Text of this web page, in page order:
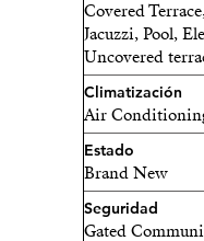
Covered
Jacuzzi, Pool,
Uncovered
Climatización
Air
Estado
Brand New
Seguridad
Gated